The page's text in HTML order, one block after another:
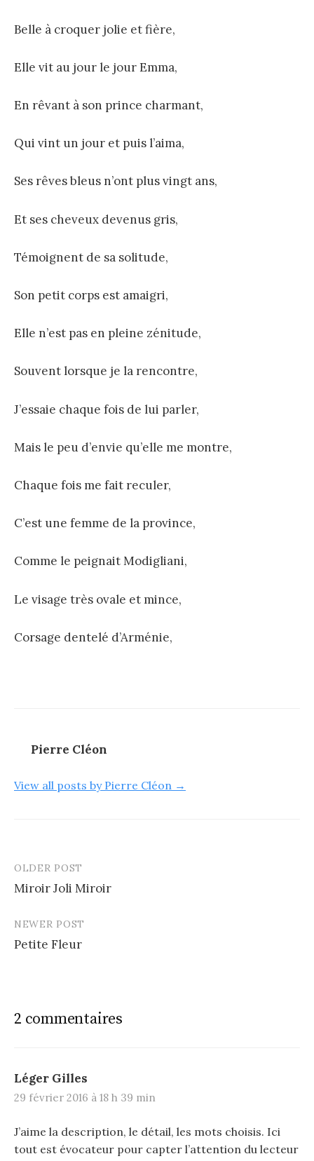
Belle à croquer jolie et fière,
Elle vit au jour le jour Emma,
En rêvant à son prince charmant,
Qui vint un jour et puis l’aima,
Ses rêves bleus n’ont plus vingt ans,
Et ses cheveux devenus gris,
Témoignent de sa solitude,
Son petit corps est amaigri,
Elle n’est pas en pleine zénitude,
Souvent lorsque je la rencontre,
J’essaie chaque fois de lui parler,
Mais le peu d’envie qu’elle me montre,
Chaque fois me fait reculer,
C’est une femme de la province,
Comme le peignait Modigliani,
Le visage très ovale et mince,
Corsage dentelé d’Arménie,
Pierre Cléon
View all posts by Pierre Cléon →
Post
navigation
OLDER POST
Miroir Joli Miroir
NEWER POST
Petite Fleur
2 commentaires
Léger Gilles
29 février 2016 à 18 h 39 min
J’aime la description, le détail, les mots choisis. Ici
tout est évocateur pour capter l’attention du lecteur